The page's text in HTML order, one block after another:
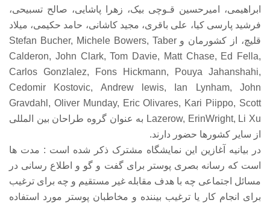
ابراهیمی، امیرحسین قـوچی بیک، زهرا پاشایی، صالح تسبیحی،
فرشید پارسی کیا، علی باقری، مجید کاشانی، حامد حکیمی، میلاد
قلیچ، از کشورمان و Stefan Bucher, Michele Bowers, Taber
Calderon, John Clark, Tom Davie, Matt Chase, Ed Fella,
Carlos Gonzlalez, Fons Hickmann, Pouya Jahanshahi,
Cedomir Kostovic, Andrew lewis, Ian Lynham, John
Gravdahl, Oliver Munday, Eric Olivares, Kari Piippo, Scott
Lazerow, ErinWright, Li Xu به عنوان گروه طراحان بین المللی
از سایر کشورها حضور دارند.
در بیانیه آغازین این نمایشگاه مشترک ذکر شده است : مدت ها
است که رسانه بصری پوستر برای گفت و گو و اطلاع رسانی در
مسائل اجتماعی چه با هدف مقابله غیر مستقیم و چه برای ترغیب
برای انجام کار یا ترغیب بیننده و مخاطبان پوستر مورد استفاده